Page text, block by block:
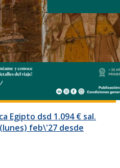
Egipto dsd 1.094 € sal.
feb\'27 desde